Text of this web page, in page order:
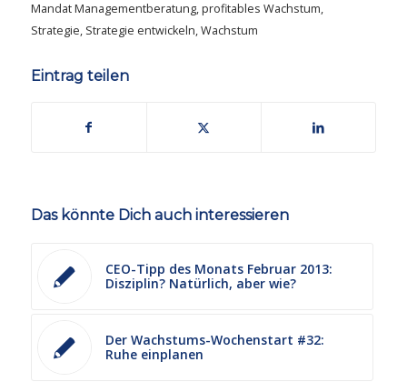
Mandat Managementberatung,profitables Wachstum,
Strategie, Strategie entwickeln,Wachstum
Eintrag teilen
Das könnte Dich auch interessieren
CEO-Tipp des Monats Februar 2013:
Disziplin? Natürlich, aber wie?
Der Wachstums-Wochenstart #32:
Ruhe einplanen